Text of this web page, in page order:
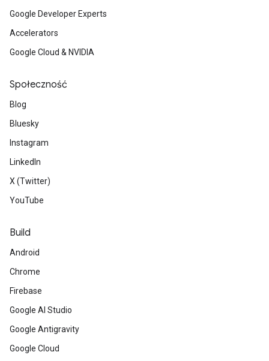
Google Developer Experts
Accelerators
Google Cloud & NVIDIA
Społeczność
Blog
Bluesky
Instagram
LinkedIn
X (Twitter)
YouTube
Build
Android
Chrome
Firebase
Google AI Studio
Google Antigravity
Google Cloud